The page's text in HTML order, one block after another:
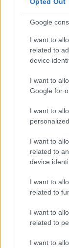
Google
I want to
related to
device
I want to
Google for
I want to
I want to
related to
device
I want to
related to
I want to
related to
I want to
deve essere
visionate,
e controllo
approccio
processi di
Le prove
I documenti
tecnologiche
l’obbligo di
responsabili
visionate
continuo dei